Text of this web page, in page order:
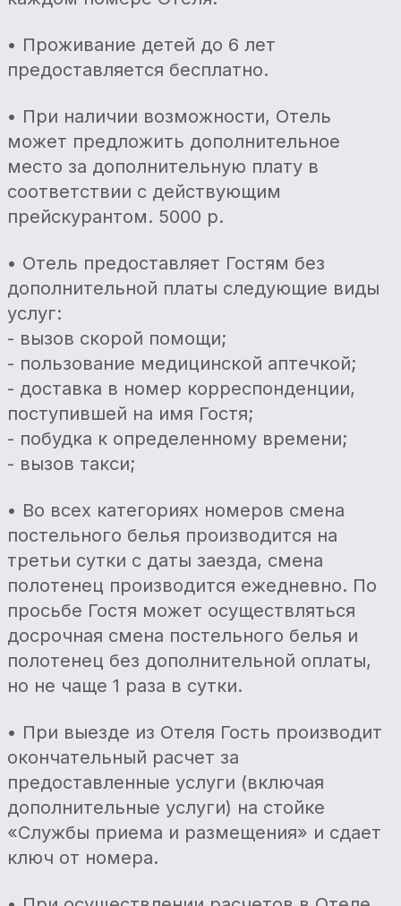
• Проживание детей до 6 лет
предоставляется бесплатно.
• При наличии возможности, Отель
может предложить дополнительное
место за дополнительную плату в
соответствии с действующим
прейскурантом. 5000 р.
• Отель предоставляет Гостям без
дополнительной платы следующие виды
услуг:
- вызов скорой помощи;
- пользование медицинской аптечкой;
- доставка в номер корреспонденции,
поступившей на имя Гостя;
- побудка к определенному времени;
- вызов такси;
• Во всех категориях номеров смена
постельного белья производится на
третьи сутки с даты заезда, смена
полотенец производится ежедневно. По
просьбе Гостя может осуществляться
досрочная смена постельного белья и
полотенец без дополнительной оплаты,
но не чаще 1 раза в сутки.
• При выезде из Отеля Гость производит
окончательный расчет за
предоставленные услуги (включая
дополнительные услуги) на стойке
«Службы приема и размещения» и сдает
ключ от номера.